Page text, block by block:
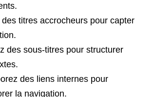
des titres accrocheurs pour capter
des sous-titres pour structurer
des liens internes pour
la navigation.